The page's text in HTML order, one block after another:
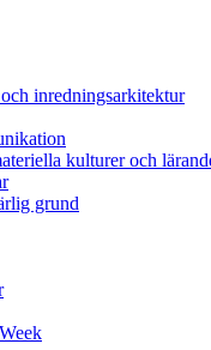
inredningsarkitektur
kulturer och
grund